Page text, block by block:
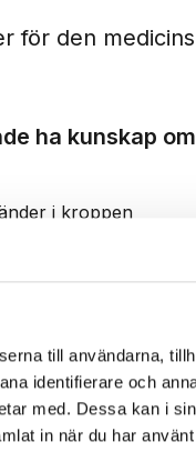
till användarna,
identifierare och
med. Dessa kan i
in när du har
för den
ha kunskap
i kroppen